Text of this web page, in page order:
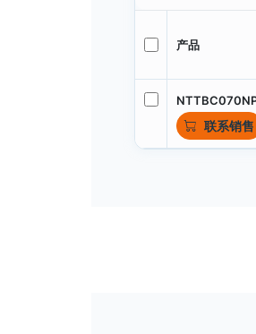
产品
联系销售